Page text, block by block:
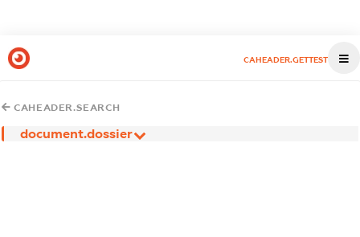
CAHEADER.GETTEST
CAHEADER.SEARCH
document.dossier